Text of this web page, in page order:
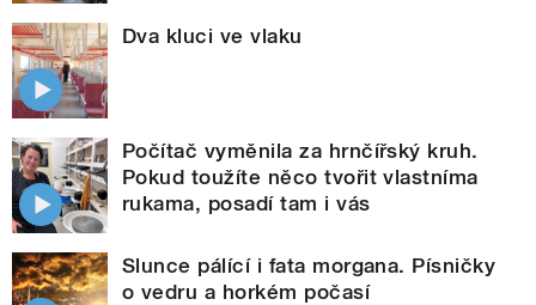
Dva kluci ve vlaku
Počítač vyměnila za hrnčířský kruh.
Pokud toužíte něco tvořit vlastníma
rukama, posadí tam i vás
Slunce pálící i fata morgana. Písničky
o vedru a horkém počasí